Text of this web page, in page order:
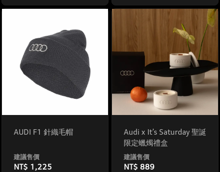
AUDI F1 針織毛帽
NT$ 1,225
Audi x It’s Saturday 聖誕
限定蠟燭禮盒
NT$ 889